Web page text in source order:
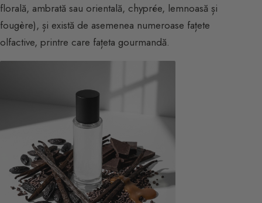
florală, ambrată sau orientală, chyprée, lemnoasă și
fougère), și există de asemenea numeroase fațete
olfactive, printre care fațeta gourmandă.